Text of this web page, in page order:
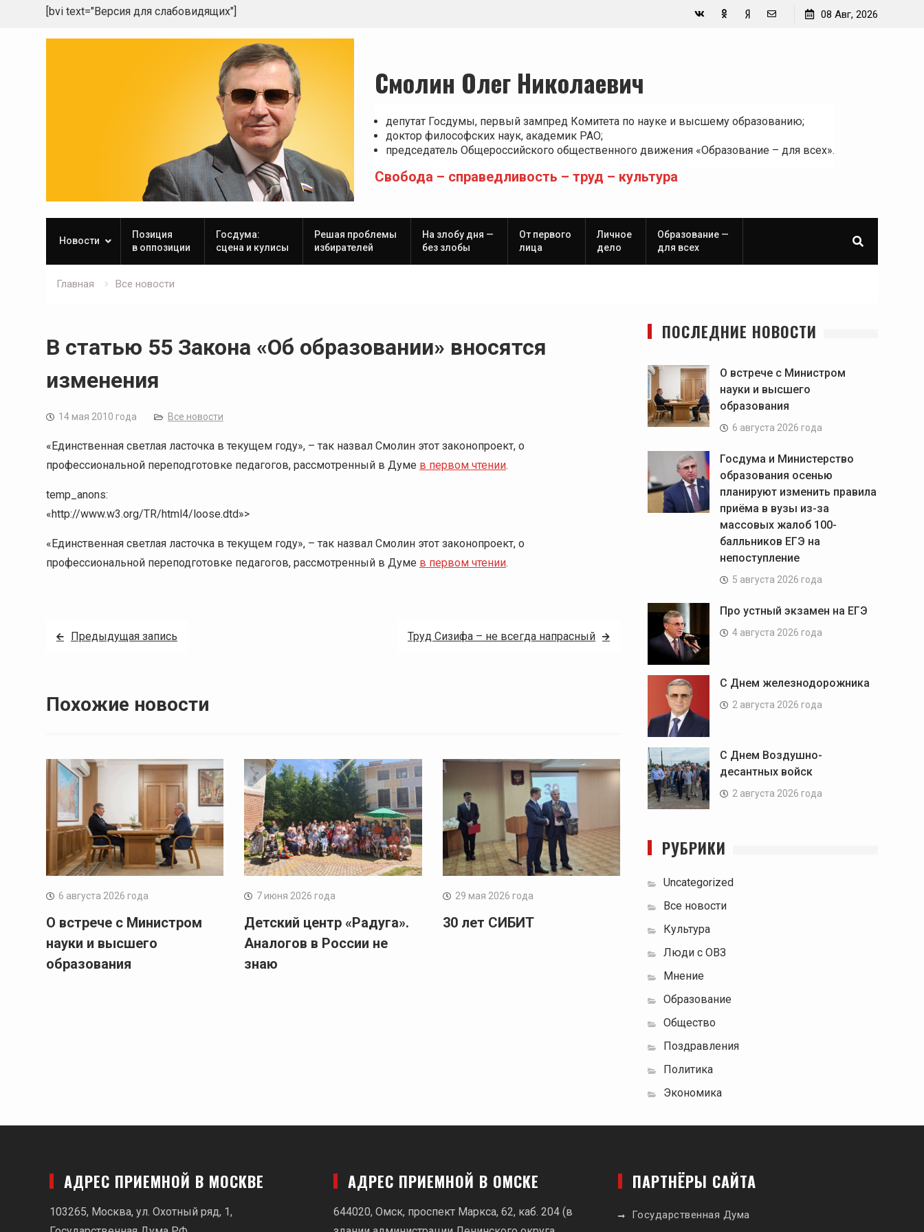
[bvi text="Версия для слабовидящих"] 08 Авг, 2026
Смолин Олег Николаевич
депутат Госдумы, первый зампред Комитета по науке и высшему образованию;
доктор философских наук, академик РАО;
председатель Общероссийского общественного движения «Образование – для всех».
Свобода – справедливость – труд – культура
Новости
Позиция
в оппозиции
Госдума:
сцена и кулисы
Решая проблемы
избирателей
На злобу дня —
без злобы
От первого
лица
Личное
дело
Образование —
для всех
Главная Все новости
В статью 55 Закона «Об образовании» вносятся
изменения
14 мая 2010 года Все новости
«Единственная светлая ласточка в текущем году», – так назвал Смолин этот законопроект, о
профессиональной переподготовке педагогов, рассмотренный в Думе в первом чтении.
temp_anons:
«http://www.w3.org/TR/html4/loose.dtd»>
«Единственная светлая ласточка в текущем году», – так назвал Смолин этот законопроект, о
профессиональной переподготовке педагогов, рассмотренный в Думе в первом чтении.
Навигация
записям
Предыдущая запись Труд Сизифа – не всегда напрасный
Похожие новости
6 августа 2026 года
О встрече с Министром
науки и высшего
образования
7 июня 2026 года
Детский центр «Радуга».
Аналогов в России не
знаю
29 мая 2026 года
30 лет СИБИТ
ПОСЛЕДНИЕ НОВОСТИ
О встрече с Министром
науки и высшего
образования
6 августа 2026 года
Госдума и Министерство
образования осенью
планируют изменить правила
приёма в вузы из-за
массовых жалоб 100-
балльников ЕГЭ на
непоступление
5 августа 2026 года
Про устный экзамен на ЕГЭ
4 августа 2026 года
С Днем железнодорожника
2 августа 2026 года
С Днем Воздушно-
десантных войск
2 августа 2026 года
РУБРИКИ
Uncategorized
Все новости
Культура
Люди с ОВЗ
Мнение
Образование
Общество
Поздравления
Политика
Экономика
АДРЕС ПРИЕМНОЙ В МОСКВЕ
103265, Москва, ул. Охотный ряд, 1,
АДРЕС ПРИЕМНОЙ В ОМСКЕ
644020, Омск, проспект Маркса, 62, каб. 204 (в
ПАРТНЁРЫ САЙТА
Государственная Дума